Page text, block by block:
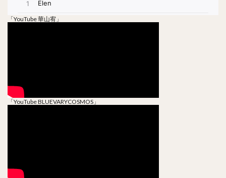
「YouTube 華山宥」
「YouTube BLUEVARYCOSMOS」